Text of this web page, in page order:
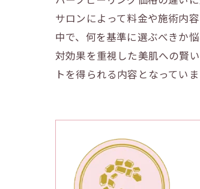
サロンによって料金や施術内
中で、何を基準に選ぶべきか
対効果を重視した美肌への賢
トを得られる内容となっていま